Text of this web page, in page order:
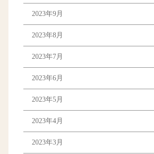
2023年9月
2023年8月
2023年7月
2023年6月
2023年5月
2023年4月
2023年3月